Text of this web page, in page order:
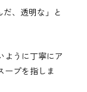
、透明な」と
ように丁寧にア
ープを指しま